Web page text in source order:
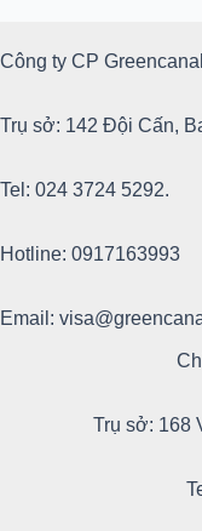
Công ty CP
Trụ sở: 142 Đội Cấn,
Tel: 024 3724 5292.
Hotline: 0917163993
Email:
Trụ sở: 168